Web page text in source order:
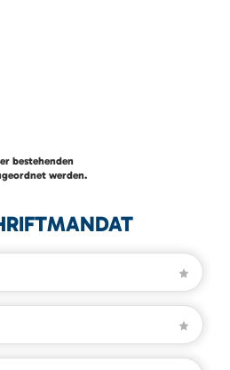
bestehenden
werden.